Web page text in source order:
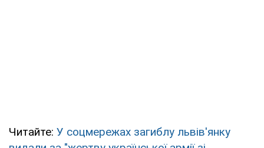
Читайте: У соцмережах загиблу львів'янку